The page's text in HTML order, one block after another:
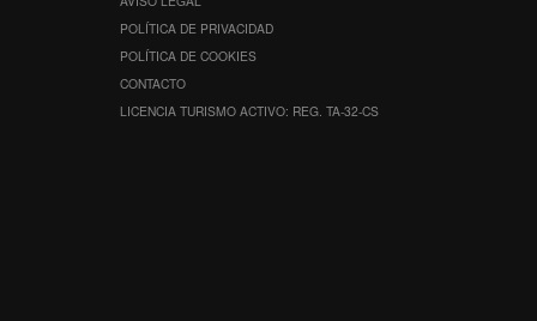
POLÍTICA DE PRIVACIDAD
POLÍTICA DE COOKIES
CONTACTO
LICENCIA TURISMO ACTIVO: REG. TA-32-CS